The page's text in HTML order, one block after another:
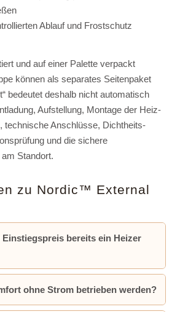
Ablauf und Frostschutz
und auf einer Palette verpackt
können als separates Seitenpaket
bedeutet deshalb nicht automatisch
Aufstellung, Montage der Heiz-
technische Anschlüsse, Dichtheits-
und die sichere
Standort.
zu Nordic™ External
Einstiegspreis bereits ein Heizer
ohne Strom betrieben werden?